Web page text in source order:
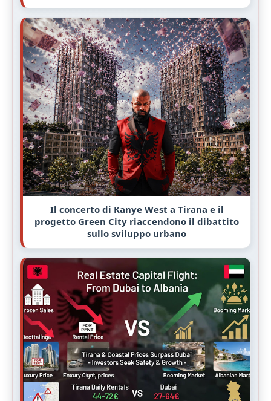
Il concerto di Kanye West a Tirana e il
progetto Green City riaccendono il dibattito
sullo sviluppo urbano